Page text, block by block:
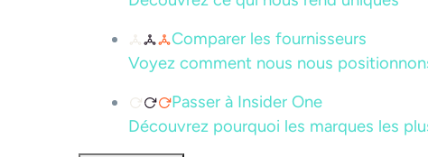
Comparer les fournisseurs
Voyez comment nous nous
Passer à Insider One
Découvrez pourquoi les marques les